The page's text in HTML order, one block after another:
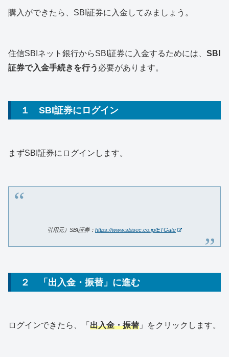
購入ができたら、SBI証券に入金してみましょう。
住信SBIネット銀行からSBI証券に入金するためには、 SBI
証券で入金手続きを行う 必要があります。
１ SBI証券にログイン
まずSBI証券にログインします。
引用元）SBI証券： https://www.sbisec.co.jp/ETGate
２ 「出入金・振替」に進む
ログインできたら、「 出入金・振替 」をクリックします。